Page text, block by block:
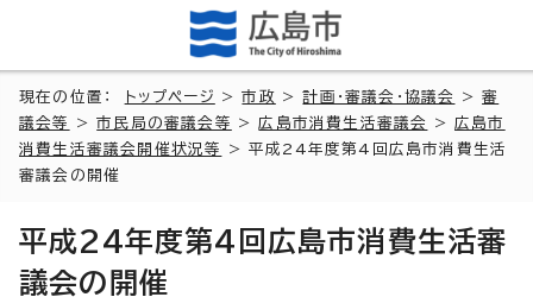
現在の位置： トップページ >市政 >計画・審議会・協議会 >審
議会等
>市民局の審議会等 >広島市消費生活審議会 >広島市
消費生活審議会開催状況等
> 平成24年度第4回広島市消費生活
審議会の開催
平成24年度第4回広島市消費生活審
議会の開催